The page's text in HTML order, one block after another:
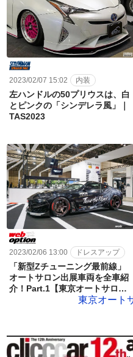
2023/02/07 15:02 内装
左ハンドルの50プリウスは、白
とピンクの「シンデレラ風」｜
TAS2023
2023/02/06 13:00 ドレスアップ
「新型Zチューニング最前線」
オートサロン出展車両を全車紹
介！Part.1【東京オートサロン
東京オート